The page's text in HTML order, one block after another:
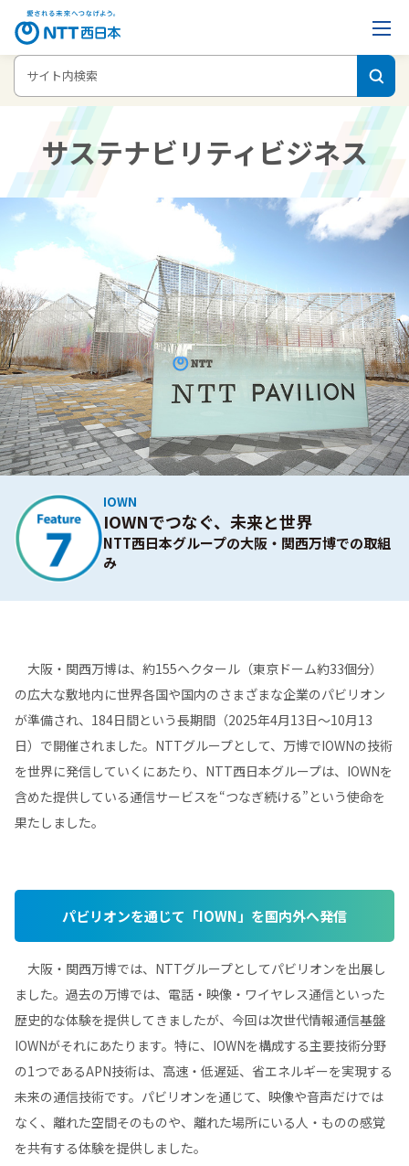
ホーム 企業情報
Feature7：IOWNでつなぐ、未来と世界
サステナビリティビジネス
IOWN
IOWNでつなぐ、未来と世界
NTT西日本グループの大阪・関西万博での取組
み
大阪・関西万博は、約155ヘクタール（東京ドーム約33個分）
の広大な敷地内に世界各国や国内のさまざまな企業のパビリオン
が準備され、184日間という長期間（2025年4月13日～10月13
日）で開催されました。NTTグループとして、万博でIOWNの技術
を世界に発信していくにあたり、NTT西日本グループは、IOWNを
含めた提供している通信サービスを“つなぎ続ける”という使命を
果たしました。
パビリオンを通じて「IOWN」を国内外へ発信
大阪・関西万博では、NTTグループとしてパビリオンを出展し
ました。過去の万博では、電話・映像・ワイヤレス通信といった
歴史的な体験を提供してきましたが、今回は次世代情報通信基盤
IOWNがそれにあたります。特に、IOWNを構成する主要技術分野
の1つであるAPN技術は、高速・低遅延、省エネルギーを実現する
未来の通信技術です。パビリオンを通じて、映像や音声だけでは
なく、離れた空間そのものや、離れた場所にいる人・ものの感覚
を共有する体験を提供しました。